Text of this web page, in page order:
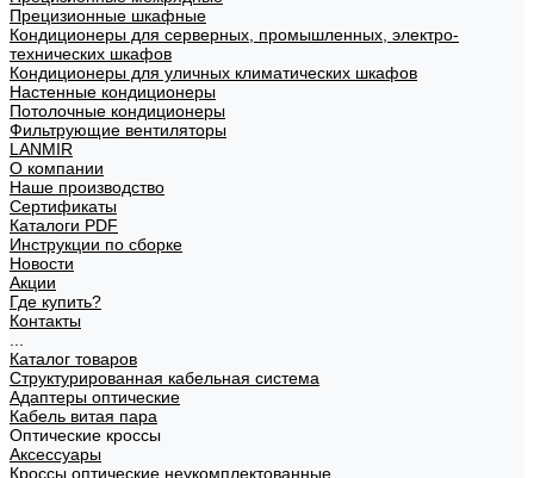
Прецизионные шкафные
Кондиционеры для серверных, промышленных, электро-
технических шкафов
Кондиционеры для уличных климатических шкафов
Настенные кондиционеры
Потолочные кондиционеры
Фильтрующие вентиляторы
LANMIR
О компании
Наше производство
Сертификаты
Каталоги PDF
Инструкции по сборке
Новости
Акции
Где купить?
Контакты
Каталог товаров
Структурированная кабельная система
Адаптеры оптические
Кабель витая пара
Оптические кроссы
Аксессуары
Кроссы оптические неукомплектованные